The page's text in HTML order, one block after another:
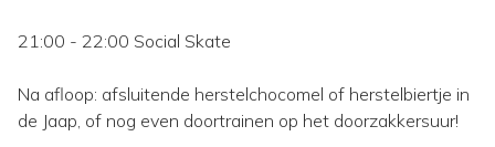
21:00 - 22:00 Social Skate
Na afloop: afsluitende herstelchocomel of herstelbiertje in
de Jaap, of nog even doortrainen op het doorzakkersuur!